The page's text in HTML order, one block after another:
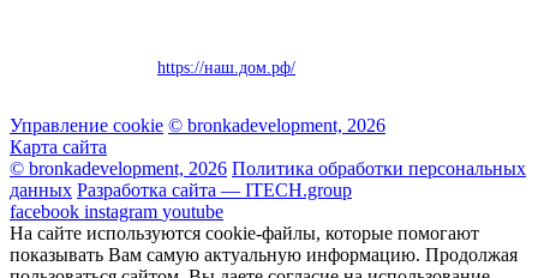
https://наш.дом.рф/
Управление cookie © bronkadevelopment, 2026
Карта сайта
© bronkadevelopment, 2026 Политика обработки персональных
данных Разработка сайта — ITECH.group
facebook instagram youtube
На сайте используются cookie-файлы, которые помогают
показывать Вам самую актуальную информацию. Продолжая